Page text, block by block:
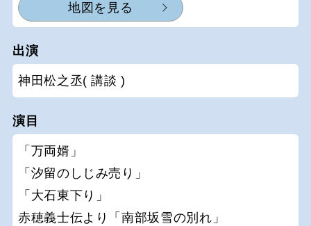
地図を見る
出演
神田松之丞( 講談 )
演目
「万両婿」
「汐留のしじみ売り」
「大石東下り」
赤穂義士伝より「南部坂雪の別れ」